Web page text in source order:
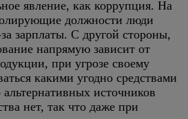
явление, как коррупция. На
должности люди
зарплаты. С другой стороны,
напрямую зависит от
при угрозе своему
какими угодно средствами
источников
нет, так что даже при